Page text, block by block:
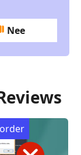
Nee